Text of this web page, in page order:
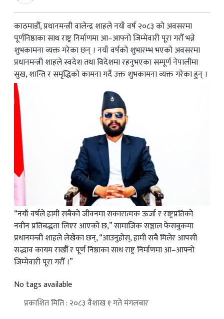
काठमाडौँ, प्रधानमन्त्री वालेन्द्र शाहले नयाँ वर्ष २०८३ को अवसरमा
पूर्णनिष्ठाका साथ राष्ट्र निर्माणमा आ–आफ्नो जिम्मेवारी पूरा गरौँ भन्ने
शुभकामना व्यक्त गरेका छन् । नयाँ वर्षको शुभारम्भ भएको अवसरमा
प्रधानमन्त्री शाहले स्वदेश तथा विदेशमा रहनुभएका सम्पूर्ण नेपालीमा
सुख, शान्ति र समृद्धिको कामना गर्दै उक्त शुभकामना व्यक्त गरेका हुन् ।
“नयाँ वर्षले हामी सबैको जीवनमा सकारात्मक ऊर्जा र राष्ट्रप्रतिको
नवीन प्रतिबद्धता लिएर आएको छ,” सामाजिक सञ्जाल फेसबुकमा
प्रधानमन्त्री शाहले लेखेका छन्, “आउनुहोस्, हामी सबै मिलेर आपसी
सद्भाव कायम राखौँ र पूर्ण निष्ठाका साथ राष्ट्र निर्माणमा आ–आफ्नो
जिम्मेवारी पूरा गरौँ ।”
No tags available
प्रकाशित मिति : २०८३ वैशाख १ गते मंगलबार